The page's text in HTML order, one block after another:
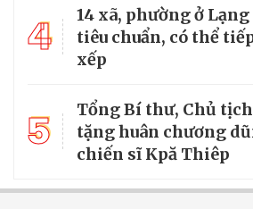
4
14 xã, phường ở
tiêu chuẩn, có thể
xếp
5
Tổng Bí thư, Chủ
tặng huân chương
chiến sĩ Kpă Thiêp